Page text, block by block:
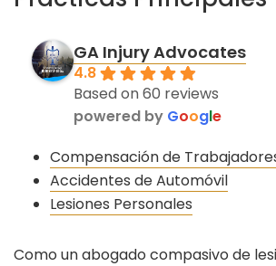
GA Injury Advocates
4.8
Based on 60 reviews
powered by Google
Compensación de
Accidentes de Automóvil
Lesiones Personales
Como un abogado compasivo de